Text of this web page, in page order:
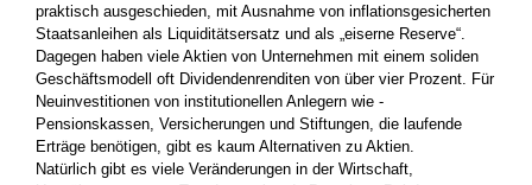
praktisch ausgeschieden, mit Ausnahme von inflationsgesicherten
Staatsanleihen als Liquiditätsersatz und als „eiserne Reserve“.
Dagegen haben viele Aktien von Unternehmen mit einem soliden
Geschäftsmodell oft Dividendenrenditen von über vier Prozent. Für
Neuinvestitionen von institutionellen Anlegern wie ­
Pensionskassen, Versicherungen und Stiftungen, die laufende
Erträge benötigen, gibt es kaum Alternativen zu Aktien.
Natürlich gibt es viele Veränderungen in der Wirtschaft,